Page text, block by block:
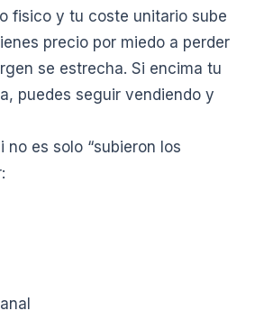
fisico y tu coste unitario sube
precio por miedo a perder
se estrecha. Si encima tu
puedes seguir vendiendo y
no es solo “subieron los